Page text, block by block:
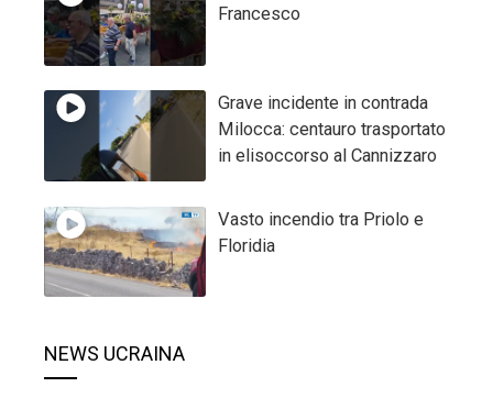
Francesco
Grave incidente in contrada
Milocca: centauro trasportato
in elisoccorso al Cannizzaro
Vasto incendio tra Priolo e
Floridia
NEWS UCRAINA